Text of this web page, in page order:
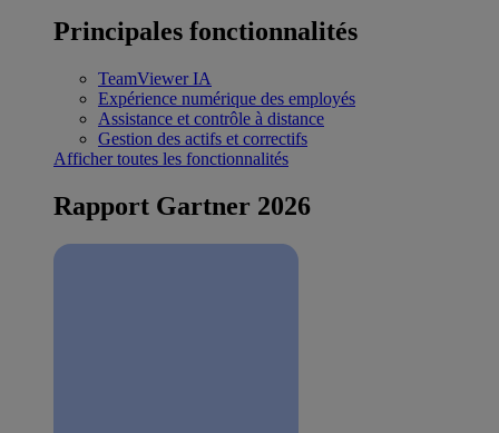
Principales fonctionnalités
TeamViewer IA
Expérience numérique des employés
Assistance et contrôle à distance
Gestion des actifs et correctifs
Afficher toutes les fonctionnalités
Rapport Gartner 2026